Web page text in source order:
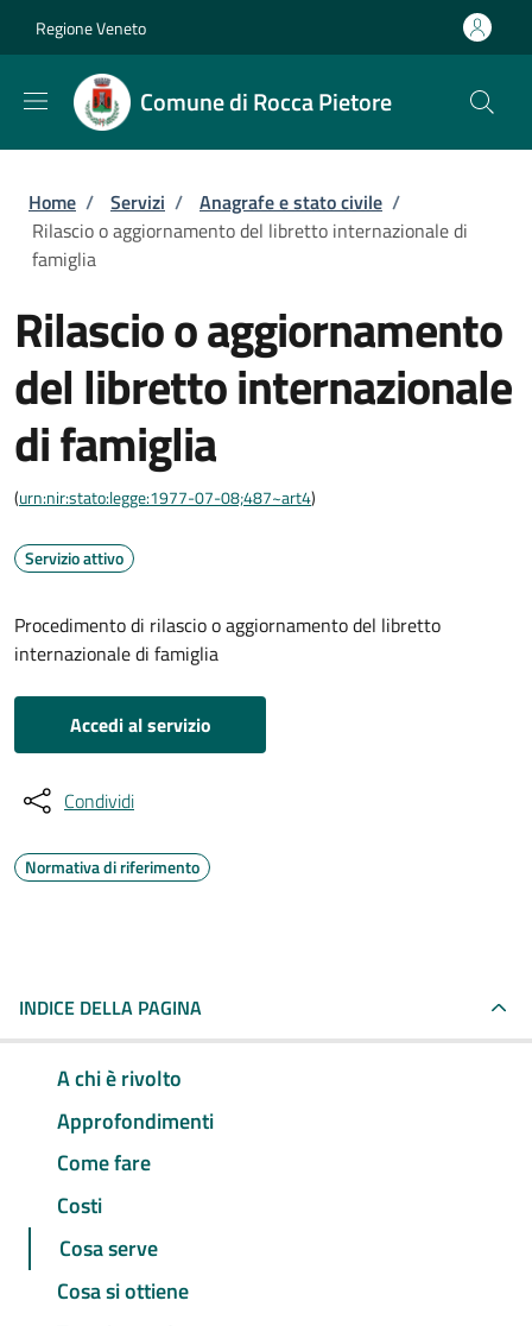
Regione Veneto
Comune di Rocca Pietore
Briciole di pane
Home / Servizi / Anagrafe e stato civile /
Rilascio o aggiornamento del libretto internazionale di
famiglia
Rilascio o aggiornamento
del libretto internazionale
di famiglia
(urn:nir:stato:legge:1977-07-08;487~art4)
Servizio attivo
Procedimento di rilascio o aggiornamento del libretto
internazionale di famiglia
Accedi al servizio
Condividi
Normativa di riferimento
INDICE DELLA PAGINA
A chi è rivolto
Approfondimenti
Come fare
Costi
Cosa serve
Cosa si ottiene